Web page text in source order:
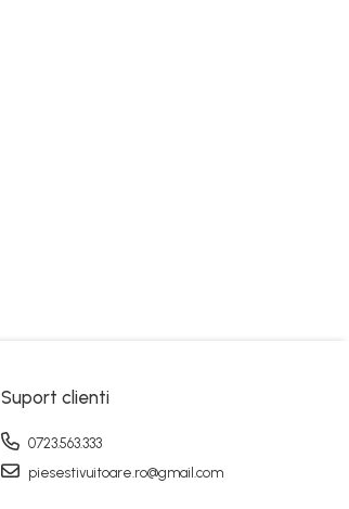
Suport clienti
0723.563.333
piesestivuitoare.ro@gmail.com